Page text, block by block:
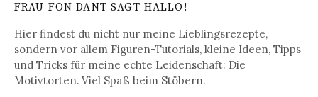
FRAU FON DANT SAGT HALLO!
Hier findest du nicht nur meine Lieblingsrezepte,
sondern vor allem Figuren-Tutorials, kleine Ideen, Tipps
und Tricks für meine echte Leidenschaft: Die
Motivtorten. Viel Spaß beim Stöbern.